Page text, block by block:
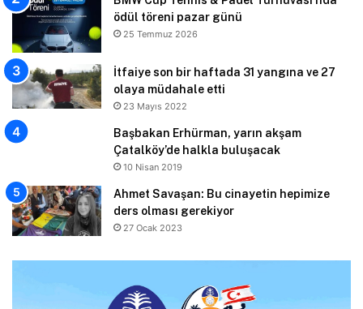
ödül töreni pazar günü
25 Temmuz 2026
İtfaiye son bir haftada 31 yangına ve 27
olaya müdahale etti
23 Mayıs 2022
Başbakan Erhürman, yarın akşam
Çatalköy’de halkla buluşacak
10 Nisan 2019
Ahmet Savaşan: Bu cinayetin hepimize
ders olması gerekiyor
27 Ocak 2023